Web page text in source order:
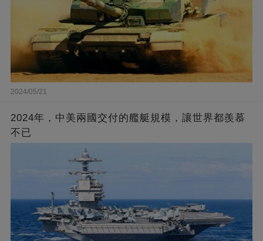
2024/05/21
2024年，中美兩國交付的艦艇規模，讓世界都羨慕
不已